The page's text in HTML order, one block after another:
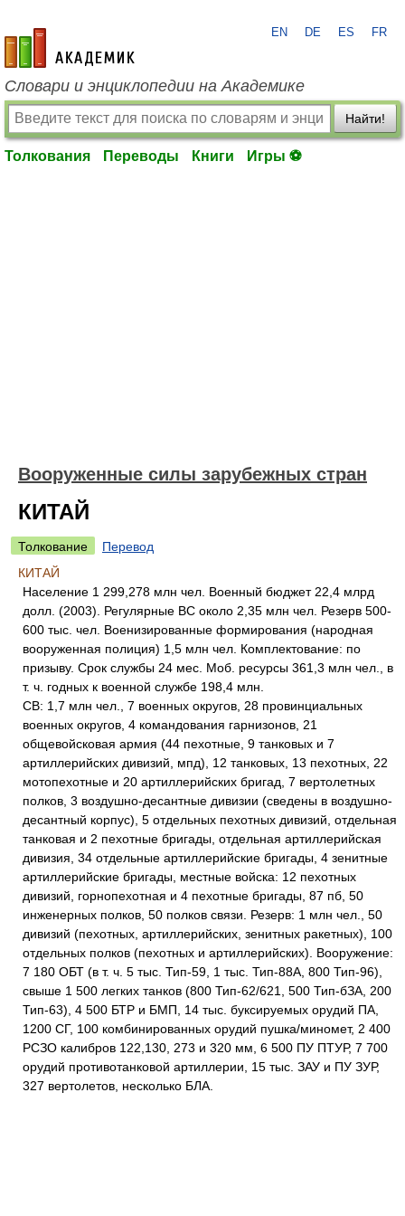
academic.ru
EN DE ES FR
Словари и энциклопедии на Академике
Найти!
Толкования Переводы Книги Игры ⚽
Вооруженные силы зарубежных стран
КИТАЙ
Толкование
Перевод
КИТАЙ
Население 1 299,278 млн чел. Военный бюджет 22,4 млрд
долл. (2003). Регулярные ВС около 2,35 млн чел. Резерв 500-
600 тыс. чел. Военизированные формирования (народная
вооруженная полиция) 1,5 млн чел. Комплектование: по
призыву. Срок службы 24 мес. Моб. ресурсы 361,3 млн чел., в
т. ч. годных к военной службе 198,4 млн.
СВ: 1,7 млн чел., 7 военных округов, 28 провинциальных
военных округов, 4 командования гарнизонов, 21
общевойсковая армия (44 пехотные, 9 танковых и 7
артиллерийских дивизий, мпд), 12 танковых, 13 пехотных, 22
мотопехотные и 20 артиллерийских бригад, 7 вертолетных
полков, 3 воздушно-десантные дивизии (сведены в воздушно-
десантный корпус), 5 отдельных пехотных дивизий, отдельная
танковая и 2 пехотные бригады, отдельная артиллерийская
дивизия, 34 отдельные артиллерийские бригады, 4 зенитные
артиллерийские бригады, местные войска: 12 пехотных
дивизий, горнопехотная и 4 пехотные бригады, 87 пб, 50
инженерных полков, 50 полков связи. Резерв: 1 млн чел., 50
дивизий (пехотных, артиллерийских, зенитных ракетных), 100
отдельных полков (пехотных и артиллерийских). Вооружение:
7 180 ОБТ (в т. ч. 5 тыс. Тип-59, 1 тыс. Тип-88А, 800 Тип-96),
свыше 1 500 легких танков (800 Тип-62/621, 500 Тип-бЗА, 200
Тип-63), 4 500 БТР и БМП, 14 тыс. буксируемых орудий ПА,
1200 СГ, 100 комбинированных орудий пушка/миномет, 2 400
РСЗО калибров 122,130, 273 и 320 мм, 6 500 ПУ ПТУР, 7 700
орудий противотанковой артиллерии, 15 тыс. ЗАУ и ПУ ЗУР,
327 вертолетов, несколько БЛА.